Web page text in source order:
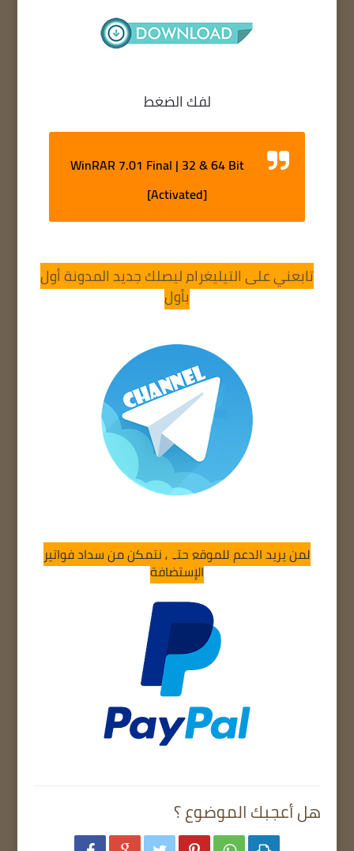
لفك الضغط
WinRAR 7.01 Final | 32 & 64 Bit
[Activated]
تابعني على التيليغرام ليصلك جديد المدونة أول
بأول
لمن يريد الدعم للموقع حتى نتمكن من سداد فواتير
الإستضافة
هل أعجبك الموضوع ؟